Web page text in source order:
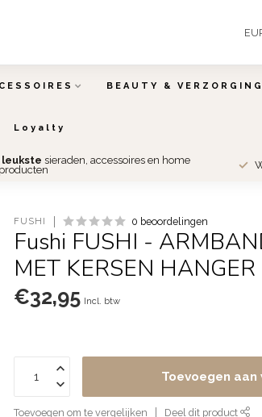
BEAUTY & VERZORGING
Loyalty
leukste sieraden, accessoires en home
FUSHI 0 beoordelingen
Fushi FUSHI -
MET KERSEN HANGER
€32,95 Incl. btw
Toevoegen
Toevoegen om te vergelijken Deel dit product